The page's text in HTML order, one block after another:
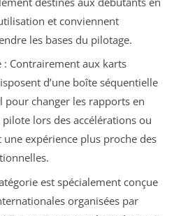
et conviennent
les bases du pilotage.
Contrairement aux karts
d’une boîte séquentielle
pour changer les rapports en
lors des accélérations ou
expérience plus proche des
est spécialement conçue
organisées par